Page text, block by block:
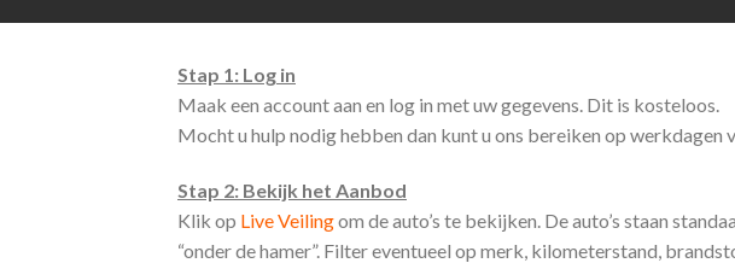
Stap 1: Log in
Maak een account aan en log in met uw gegevens. Dit is kosteloos.
Mocht u hulp nodig hebben dan kunt u ons bereiken op
Stap 2: Bekijk het Aanbod
Klik op Live Veilingom de auto’s te bekijken. De auto’s staan
“onder de hamer”. Filter eventueel op merk, kilometerstand,